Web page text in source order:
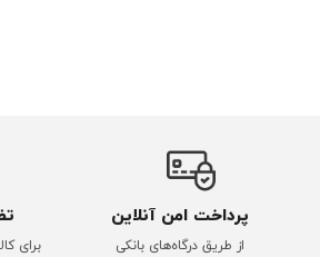
پرداخت امن آنلاین
از طریق درگاه‌های بانکی برای